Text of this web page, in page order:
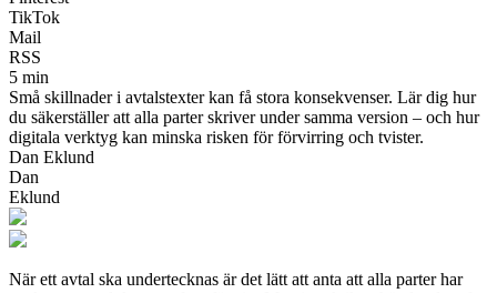
TikTok
Mail
RSS
5 min
Små skillnader i avtalstexter kan få stora konsekvenser. Lär dig hur
du säkerställer att alla parter skriver under samma version – och hur
digitala verktyg kan minska risken för förvirring och tvister.
Dan Eklund
Dan
Eklund
När ett avtal ska undertecknas är det lätt att anta att alla parter har